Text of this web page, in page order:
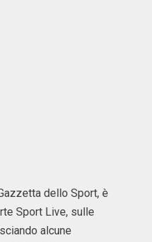
dello Sport, è
Sport Live, sulle
alcune